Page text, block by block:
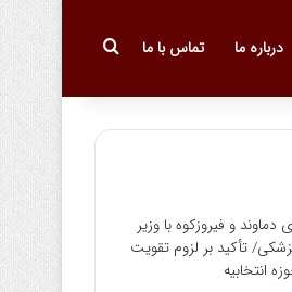
درباره ما تماس با ما جستجو برای
و فیروزکوه با وزیر
تأکید بر لزوم تقویت
انتخابیه